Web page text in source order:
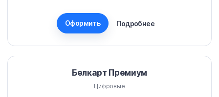
Оформить Подробнее
Белкарт Премиум
Цифровые